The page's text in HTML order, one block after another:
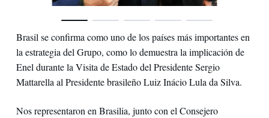
Brasil se confirma como uno de los países más importantes en
la estrategia del Grupo, como lo demuestra la implicación de
Enel durante la Visita de Estado del Presidente Sergio
Mattarella al Presidente brasileño Luiz Inácio Lula da Silva.
Nos representaron en Brasilia, junto con el Consejero